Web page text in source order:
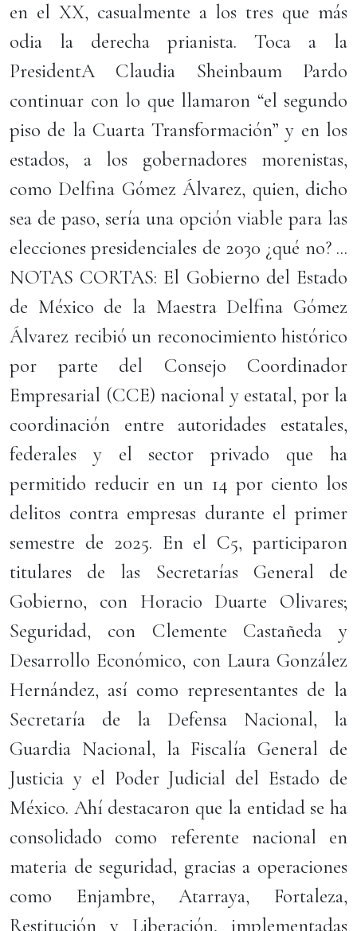
en el XX, casualmente a los tres que más
odia la derecha prianista. Toca a la
PresidentA Claudia Sheinbaum Pardo
continuar con lo que llamaron “el segundo
piso de la Cuarta Transformación” y en los
estados, a los gobernadores morenistas,
como Delfina Gómez Álvarez, quien, dicho
sea de paso, sería una opción viable para las
elecciones presidenciales de 2030 ¿qué no? ...
NOTAS CORTAS: El Gobierno del Estado
de México de la Maestra Delfina Gómez
Álvarez recibió un reconocimiento histórico
por parte del Consejo Coordinador
Empresarial (CCE) nacional y estatal, por la
coordinación entre autoridades estatales,
federales y el sector privado que ha
permitido reducir en un 14 por ciento los
delitos contra empresas durante el primer
semestre de 2025. En el C5, participaron
titulares de las Secretarías General de
Gobierno, con Horacio Duarte Olivares;
Seguridad, con Clemente Castañeda y
Desarrollo Económico, con Laura González
Hernández, así como representantes de la
Secretaría de la Defensa Nacional, la
Guardia Nacional, la Fiscalía General de
Justicia y el Poder Judicial del Estado de
México. Ahí destacaron que la entidad se ha
consolidado como referente nacional en
materia de seguridad, gracias a operaciones
como Enjambre, Atarraya, Fortaleza,
Restitución y Liberación, implementadas